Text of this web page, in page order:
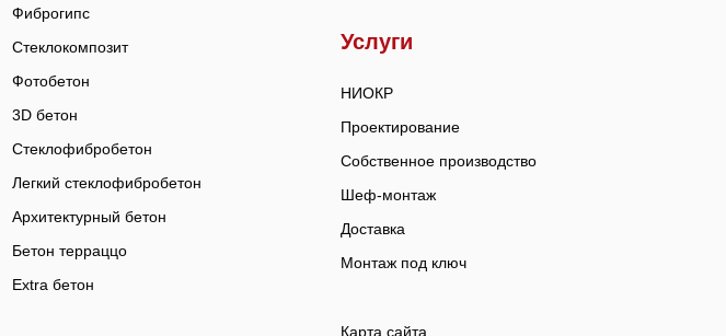
Фиброгипс
Стеклокомпозит
Фотобетон
3D бетон
Стеклофибробетон
Легкий стеклофибробетон
Архитектурный бетон
Бетон терраццо
Extra бетон
Услуги
НИОКР
Проектирование
Собственное производство
Шеф-монтаж
Доставка
Монтаж под ключ
Карта сайта